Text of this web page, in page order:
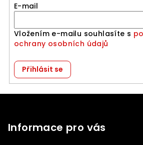
E-mail
Vložením e-mailu souhlasíte s
ochrany osobních údajů
Přihlásit se
Informace pro vás